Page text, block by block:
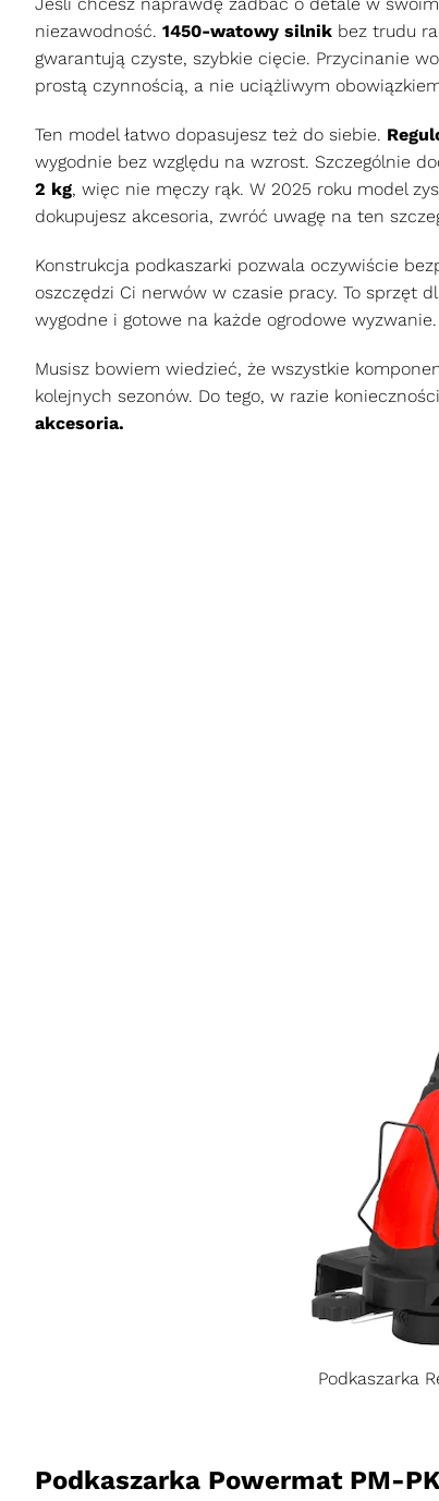
niezawodność. 1450-watowy silnik bez trudu
gwarantują czyste, szybkie cięcie. Przycinanie
prostą czynnością, a nie uciążliwym
Ten model łatwo dopasujesz też do siebie.
wygodnie bez względu na wzrost. Szczególnie
2 kg, więc nie męczy rąk. W 2025 roku model
dokupujesz akcesoria, zwróć uwagę na ten
Konstrukcja podkaszarki pozwala oczywiście
oszczędzi Ci nerwów w czasie pracy. To sprzęt
wygodne i gotowe na każde ogrodowe wyzwanie.
Musisz bowiem wiedzieć, że wszystkie
kolejnych sezonów. Do tego, w razie
akcesoria.
Podkaszarka
Podkaszarka Powermat PM-